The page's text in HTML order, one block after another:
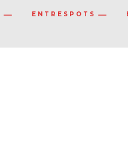
ENTRESPOTS